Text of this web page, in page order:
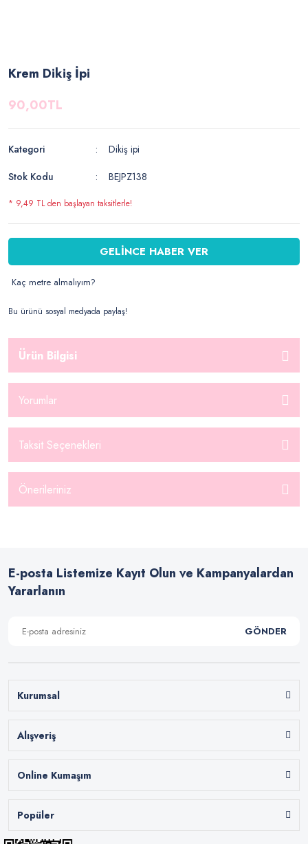
Krem Dikiş İpi
90,00TL
Kategori
Dikiş ipi
Stok Kodu
BEJPZ138
* 9,49 TL den başlayan taksitlerle!
GELİNCE HABER VER
Kaç metre almalıyım?
Bu ürünü sosyal medyada paylaş!
Ürün Bilgisi
Yorumlar
Taksit Seçenekleri
Önerileriniz
E-posta Listemize Kayıt Olun ve Kampanyalardan
Yararlanın
GÖNDER
Kurumsal
Alışveriş
Online Kumaşım
Popüler